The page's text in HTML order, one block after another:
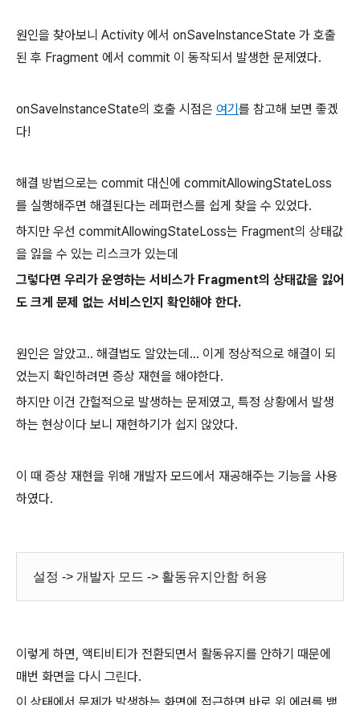
원인을 찾아보니 Activity 에서 onSaveInstanceState 가 호출
된 후 Fragment 에서 commit 이 동작되서 발생한 문제였다.
onSaveInstanceState의 호출 시점은 여기를 참고해 보면 좋겠
다!
해결 방법으로는 commit 대신에 commitAllowingStateLoss
를 실행해주면 해결된다는 레퍼런스를 쉽게 찾을 수 있었다.
하지만 우선 commitAllowingStateLoss는 Fragment의 상태값
을 잃을 수 있는 리스크가 있는데
그렇다면 우리가 운영하는 서비스가 Fragment의 상태값을 잃어
도 크게 문제 없는 서비스인지 확인해야 한다.
원인은 알았고.. 해결법도 알았는데... 이게 정상적으로 해결이 되
었는지 확인하려면 증상 재현을 해야한다.
하지만 이건 간헐적으로 발생하는 문제였고, 특정 상황에서 발생
하는 현상이다 보니 재현하기가 쉽지 않았다.
이 때 증상 재현을 위해 개발자 모드에서 재공해주는 기능을 사용
하였다.
설정 -> 개발자 모드 -> 활동유지안함 허용
이렇게 하면, 액티비티가 전환되면서 활동유지를 안하기 때문에
매번 화면을 다시 그린다.